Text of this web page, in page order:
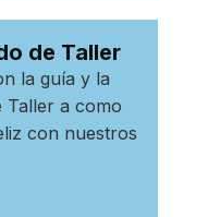
de Taller
la guía y la
Taller a como
con nuestros